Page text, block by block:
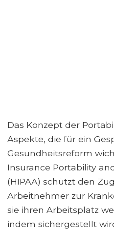
Das Konzept der
Aspekte, die für ein
Gesundheitsreform
Insurance Portability
(HIPAA) schützt den
Arbeitnehmer zur
sie ihren Arbeitsplatz
indem sichergestellt